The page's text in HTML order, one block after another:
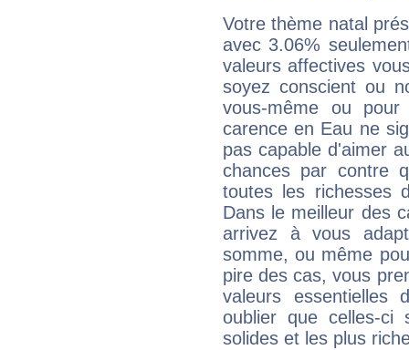
Votre thème natal
avec 3.06%
valeurs affectives
soyez conscient ou
vous-même ou
carence en Eau ne
pas capable d'aimer
chances par contre
toutes les richesses
Dans le meilleur des
arrivez à vous
somme, ou même
pire des cas, vous
valeurs
oublier que celles-
solides et les plus